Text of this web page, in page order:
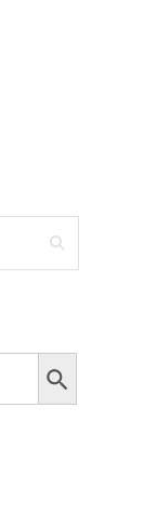
Search Button